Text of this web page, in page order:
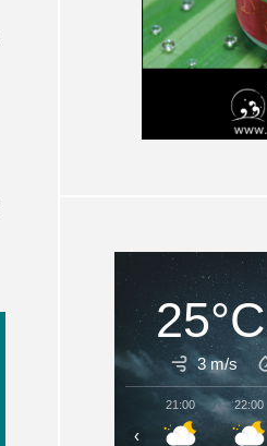
25°C
3 m/s
21:00 22:00
‹